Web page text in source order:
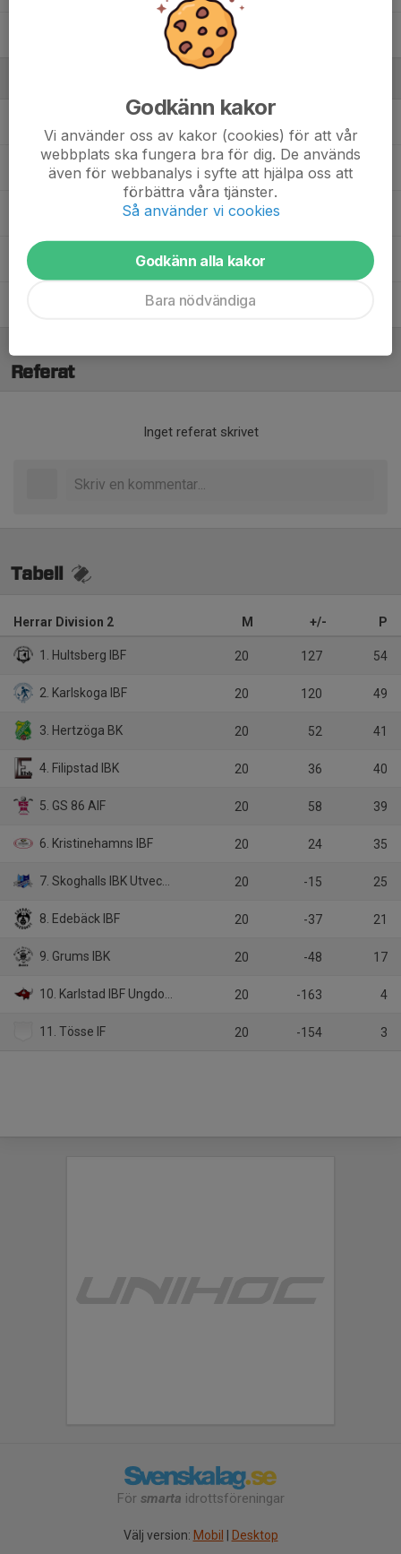
Joachim SvanelindAss Tränare
Kristoffer GreenTränare
Målvaktstränare , Ass tränare
Mikael FredrikssonLagledare
Referat
Inget referat skrivet
Tabell
Herrar Division 2 M +/- P
1. Hultsberg IBF 20 127 54
2. Karlskoga IBF 20 120 49
3. Hertzöga BK 20 52 41
4. Filipstad IBK 20 36 40
5. GS 86 AIF 20 58 39
6. Kristinehamns IBF 20 24 35
7. Skoghalls IBK Utveckling 20 -15 25
8. Edebäck IBF 20 -37 21
9. Grums IBK 20 -48 17
10. Karlstad IBF Ungdom 20 -163 4
11. Tösse IF 20 -154 3
För smarta idrottsföreningar
Välj version: Mobil Desktop
Godkänn kakor
Vi använder oss av kakor (cookies) för att vår
webbplats ska fungera bra för dig. De används
även för webbanalys i syfte att hjälpa oss att
förbättra våra tjänster.
Så använder vi cookies
Godkänn alla kakor
Bara nödvändiga